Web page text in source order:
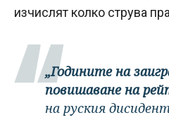
изчислят колко струва
„Годините на
повишаване на
на руския